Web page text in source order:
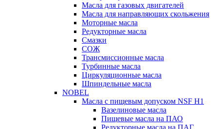
Масла для газовых двигателей
Масла для направляющих скольжения
Моторные масла
Редукторные масла
Смазки
СОЖ
Трансмиссионные масла
Турбинные масла
Циркуляционные масла
Шпиндельные масла
NOBEL
Масла с пищевым допуском NSF H1
Вазелиновые масла
Пищевые масла на ПАО
Редукторные масла на ПАГ